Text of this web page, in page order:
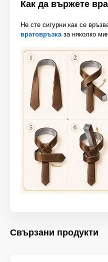
Как да вържете
Не сте сигурни как се
вратовръзка за няколко
Свързани продукти